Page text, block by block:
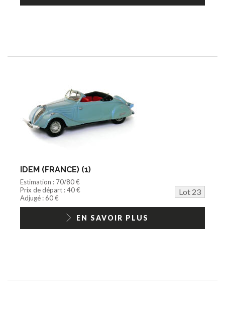
IDEM (FRANCE) (1)
Estimation : 70/80 €
Prix de départ : 40 €
Lot 23
Adjugé : 60 €
EN SAVOIR PLUS